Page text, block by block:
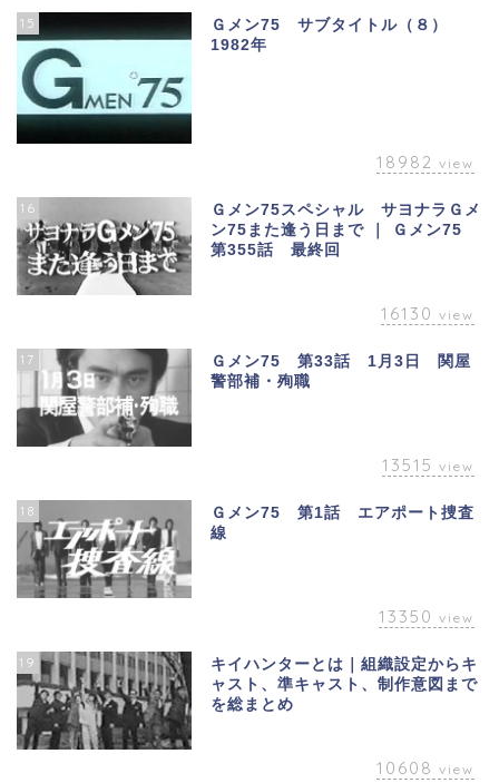
15
Ｇメン75 サブタイトル（８）
1982年
18982 view
16
Ｇメン75スペシャル サヨナラＧメ
ン75また逢う日まで ｜ Ｇメン75
第355話 最終回
16130 view
17
Ｇメン75 第33話 1月3日 関屋
警部補・殉職
13515 view
18
Ｇメン75 第1話 エアポート捜査
線
13350 view
19
キイハンターとは｜組織設定からキ
ャスト、準キャスト、制作意図まで
を総まとめ
10608 view